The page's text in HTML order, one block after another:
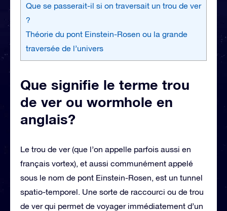
Que se passerait-il si on traversait un trou de ver
?
Théorie du pont Einstein-Rosen ou la grande
traversée de l’univers
Que signifie le terme trou
de ver ou wormhole en
anglais?
Le trou de ver (que l’on appelle parfois aussi en
français vortex), et aussi communément appelé
sous le nom de pont Einstein-Rosen, est un tunnel
spatio-temporel. Une sorte de raccourci ou de trou
de ver qui permet de voyager immédiatement d’un